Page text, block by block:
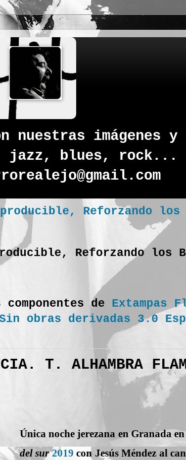
nuestras imágenes y
blues, rock...
Reforzando los
de Extampas
Sin obras derivadas 3.0
T. ALHAMBRA
Única noche jerezana en Granada
del sur2019con Jesús Méndez al